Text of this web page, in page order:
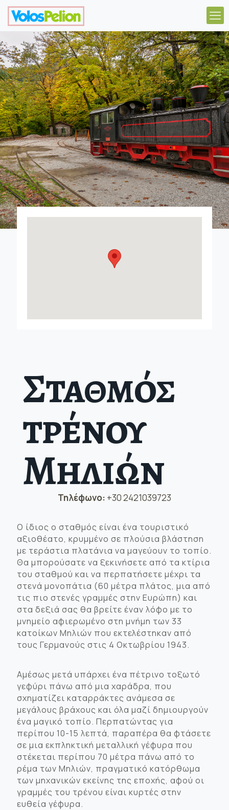
Σταθμός
τρένου
Μηλιών
Τηλέφωνο: +30 2421039723
Ο ίδιος ο σταθμός είναι ένα τουριστικό
αξιοθέατο, κρυμμένο σε πλούσια βλάστηση
με τεράστια πλατάνια να μαγεύουν το τοπίο.
Θα μπορούσατε να ξεκινήσετε από τα κτίρια
του σταθμού και να περπατήσετε μέχρι τα
στενά μονοπάτια (60 μέτρα πλάτος, μια από
τις πιο στενές γραμμές στην Ευρώπη) και
στα δεξιά σας θα βρείτε έναν λόφο με το
μνημείο αφιερωμένο στη μνήμη των 33
κατοίκων Μηλιών που εκτελέστηκαν από
τους Γερμανούς στις 4 Οκτωβρίου 1943.
Αμέσως μετά υπάρχει ένα πέτρινο τοξωτό
γεφύρι πάνω από μια χαράδρα, που
σχηματίζει καταρράκτες ανάμεσα σε
μεγάλους βράχους και όλα μαζί δημιουργούν
ένα μαγικό τοπίο. Περπατώντας για
περίπου 10-15 λεπτά, παραπέρα θα φτάσετε
σε μια εκπληκτική μεταλλική γέφυρα που
στέκεται περίπου 70 μέτρα πάνω από το
ρέμα των Μηλιών, πραγματικό κατόρθωμα
των μηχανικών εκείνης της εποχής, αφού οι
γραμμές του τρένου είναι κυρτές στην
ευθεία γέφυρα.